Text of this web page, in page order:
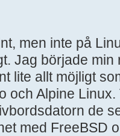
men inte på
Jag började
lite allt möjligt
och Alpine
de
med FreeBSD